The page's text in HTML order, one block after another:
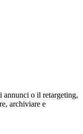
annunci o il retargeting,
archiviare e